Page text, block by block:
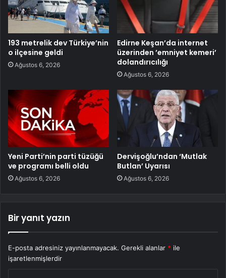
193 metrelik dev Türkiye’nin
o ilçesine geldi
Ağustos 6, 2026
Edirne Keşan’da internet
üzerinden ’emniyet kemeri’
dolandırıcılığı
Ağustos 6, 2026
Yeni Parti’nin parti tüzüğü
ve programı belli oldu
Ağustos 6, 2026
Dervişoğlu’ndan ‘Mutlak
Butlan’ Uyarısı
Ağustos 6, 2026
Bir yanıt yazın
E-posta adresiniz yayınlanmayacak. Gerekli alanlar * ile
işaretlenmişlerdir